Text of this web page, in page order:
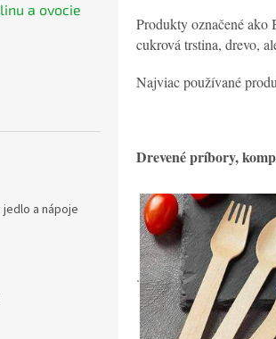
a ovocie
a nápoje
Produkty označené ako
cukrová trstina, drevo,
Najviac používané
Drevené príbory,
.